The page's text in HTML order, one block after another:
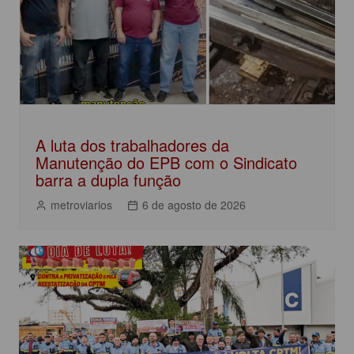
A luta dos trabalhadores da
Manutenção do EPB com o Sindicato
barra a dupla função
metroviarios 6 de agosto de 2026